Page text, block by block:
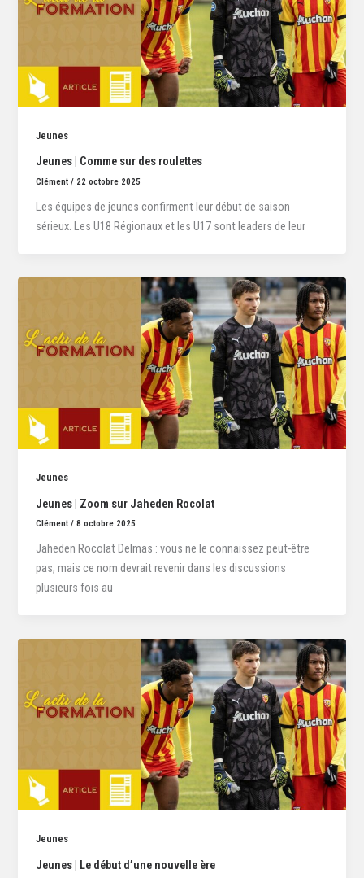
Jeunes
Jeunes | Comme sur des roulettes
Clément/ 22 octobre 2025
Les équipes de jeunes confirment leur début de saison
sérieux. Les U18 Régionaux et les U17 sont leaders de leur
Jeunes
Jeunes | Zoom sur Jaheden Rocolat
Clément/8 octobre 2025
Jaheden Rocolat Delmas : vous ne le connaissez peut-être
pas, mais ce nom devrait revenir dans les discussions
plusieurs fois au
Jeunes
Jeunes | Le début d’une nouvelle ère